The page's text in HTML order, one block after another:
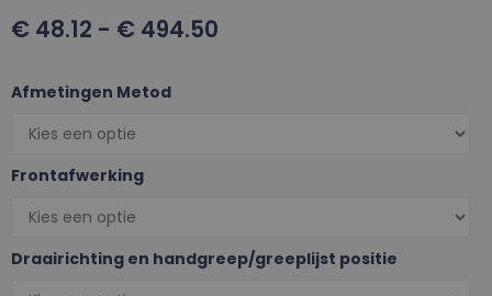
€ 48.12 - € 494.50
Afmetingen Metod
Frontafwerking
Draairichting en handgreep/greeplijst positie